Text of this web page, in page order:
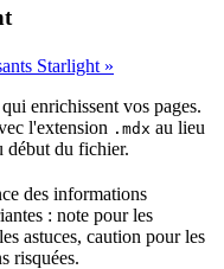
Starlight »
enrichissent vos pages.
l'extension .mdx au lieu
début du fichier.
des informations
: note pour les
astuces, caution pour les
risquées.